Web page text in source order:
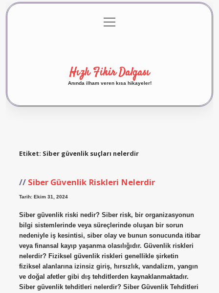
Gizlilik Politikası
menüyü
aç
Hızlı Fikir Dalgası
Anında ilham veren kısa hikayeler!
Etiket: Siber güvenlik suçları nelerdir
Siber Güvenlik Riskleri Nelerdir
Tarih: Ekim 31, 2024
Siber güvenlik riski nedir? Siber risk, bir organizasyonun
bilgi sistemlerinde veya süreçlerinde oluşan bir sorun
nedeniyle iş kesintisi, siber olay ve bunun sonucunda itibar
veya finansal kayıp yaşanma olasılığıdır. Güvenlik riskleri
nelerdir? Fiziksel güvenlik riskleri genellikle şirketin
fiziksel alanlarına izinsiz giriş, hırsızlık, vandalizm, yangın
ve doğal afetler gibi dış tehditlerden kaynaklanmaktadır.
Siber güvenlik tehditleri nelerdir? Siber Güvenlik Tehditleri